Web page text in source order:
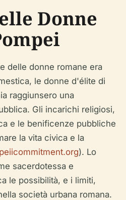
Donne
delle donne romane era
le donne d'élite di
raggiunsero una
Gli incarichi religiosi,
e le benificenze pubbliche
la vita civica e la
). Lo
sacerdotessa e
le possibilità, e i limiti,
società urbana romana.